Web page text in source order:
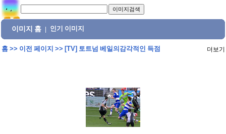
이미지 홈 인기 이미지
홈>> 이전 페이지 >> [TV] 토트넘 베일의감각적인 득점 더보기